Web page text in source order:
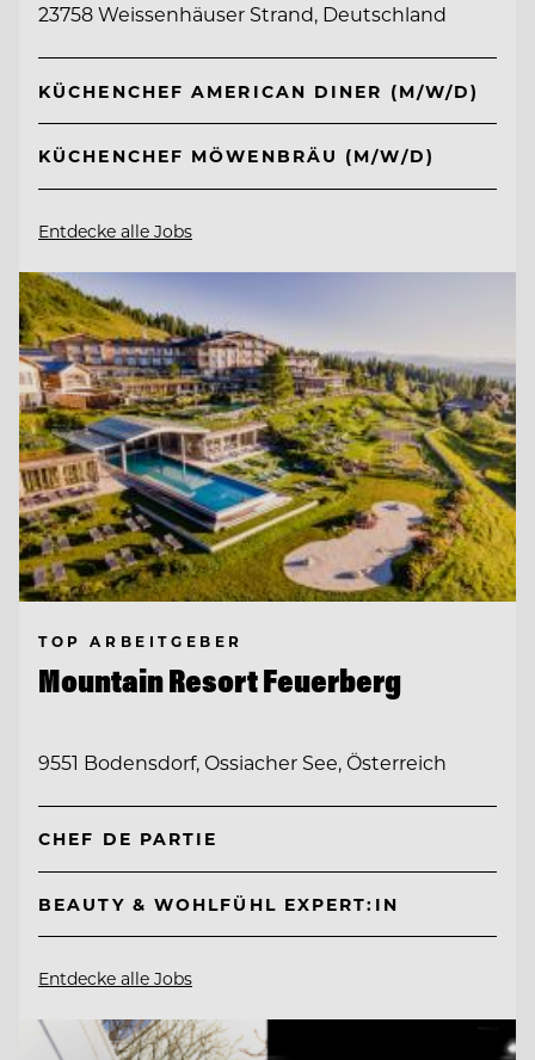
23758 Weissenhäuser Strand, Deutschland
KÜCHENCHEF AMERICAN DINER (M/W/D)
KÜCHENCHEF MÖWENBRÄU (M/W/D)
Entdecke alle Jobs
TOP ARBEITGEBER
Mountain Resort Feuerberg
9551 Bodensdorf, Ossiacher See, Österreich
CHEF DE PARTIE
BEAUTY & WOHLFÜHL EXPERT:IN
Entdecke alle Jobs